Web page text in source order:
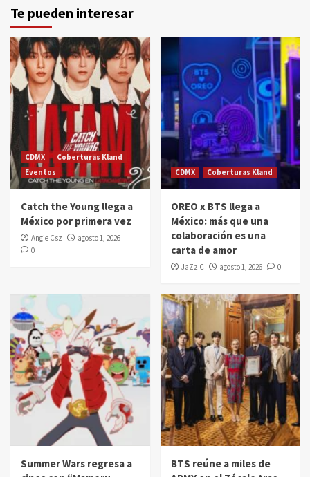
Te pueden interesar
CDMX
Coberturas Kland
Eventos
Catch the Young llega a
México por primera vez
Angie Csz
agosto 1, 2026
0
CDMX Coberturas Kland
OREO x BTS llega a
México: más que una
colaboración es una
carta de amor
JaZz C agosto 1, 2026 0
Summer Wars regresa a
BTS reúne a miles de